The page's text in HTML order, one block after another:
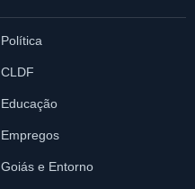
Política
CLDF
Educação
Empregos
Goiás e Entorno